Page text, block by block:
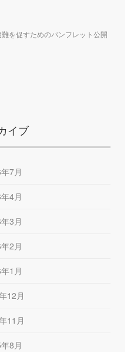
を促すためのパンフレット公開
イブ
7月
4月
3月
2月
1月
12月
11月
8月